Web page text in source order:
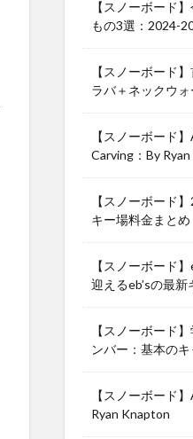
【スノーボード
もの3選：2024-
【スノーボード
ラバ＋ネックウ
【スノーボード
Carving：By
【スノーボード
キー場料金まとめ
【スノーボード
迎えるeb’sの最新
【スノーボード
ンバー：基本の
【スノーボード
Ryan Knapton